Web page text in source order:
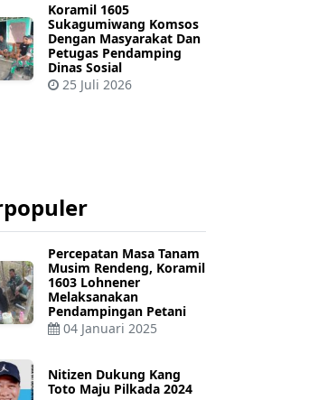
Koramil 1605
Sukagumiwang Komsos
Dengan Masyarakat Dan
Petugas Pendamping
Dinas Sosial
25 Juli 2026
Percepatan Masa Tanam
Musim Rendeng, Koramil
1603 Lohnener
Melaksanakan
Pendampingan Petani
04 Januari 2025
Nitizen Dukung Kang
Toto Maju Pilkada 2024